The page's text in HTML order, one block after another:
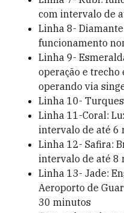
com intervalo de
Linha 8-
funcionamento
Linha 9-
operação e
operando via
Linha 10-
Linha 11-Coral:
intervalo de até 6
Linha 12- Safira:
intervalo de até 8
Linha 13- Jade:
Aeroporto de
30 minutos